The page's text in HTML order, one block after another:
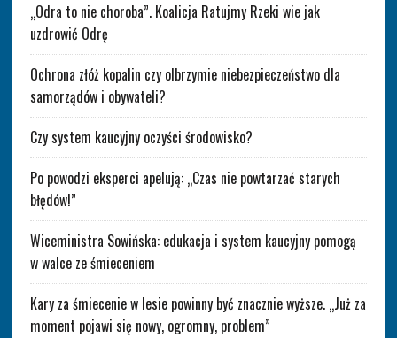
„Odra to nie choroba”. Koalicja Ratujmy Rzeki wie jak
uzdrowić Odrę
Ochrona złóż kopalin czy olbrzymie niebezpieczeństwo dla
samorządów i obywateli?
Czy system kaucyjny oczyści środowisko?
Po powodzi eksperci apelują: „Czas nie powtarzać starych
błędów!”
Wiceministra Sowińska: edukacja i system kaucyjny pomogą
w walce ze śmieceniem
Kary za śmiecenie w lesie powinny być znacznie wyższe. „Już za
moment pojawi się nowy, ogromny, problem”